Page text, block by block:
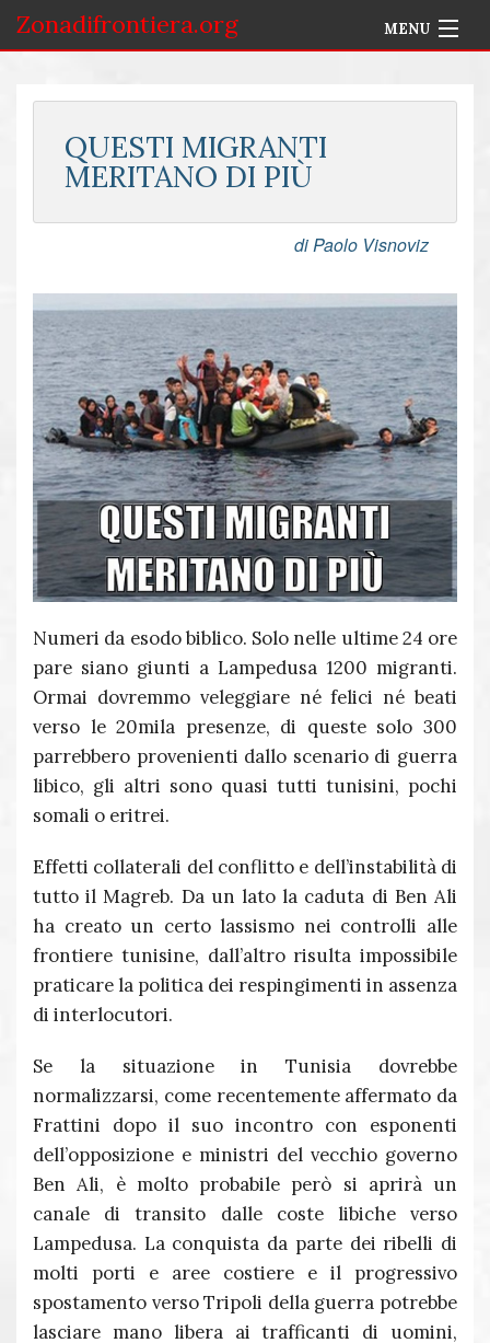
Zonadifrontiera.org MENU
Accedi
QUESTI MIGRANTI
MERITANO DI PIÙ
di Paolo Visnoviz
Numeri da esodo biblico. Solo nelle ultime 24 ore
pare siano giunti a Lampedusa 1200 migranti.
Ormai dovremmo veleggiare né felici né beati
verso le 20mila presenze, di queste solo 300
parrebbero provenienti dallo scenario di guerra
libico, gli altri sono quasi tutti tunisini, pochi
somali o eritrei.
Effetti collaterali del conflitto e dell’instabilità di
tutto il Magreb. Da un lato la caduta di Ben Ali
ha creato un certo lassismo nei controlli alle
frontiere tunisine, dall’altro risulta impossibile
praticare la politica dei respingimenti in assenza
di interlocutori.
Se la situazione in Tunisia dovrebbe
normalizzarsi, come recentemente affermato da
Frattini dopo il suo incontro con esponenti
dell’opposizione e ministri del vecchio governo
Ben Ali, è molto probabile però si aprirà un
canale di transito dalle coste libiche verso
Lampedusa. La conquista da parte dei ribelli di
molti porti e aree costiere e il progressivo
spostamento verso Tripoli della guerra potrebbe
lasciare mano libera ai trafficanti di uomini,